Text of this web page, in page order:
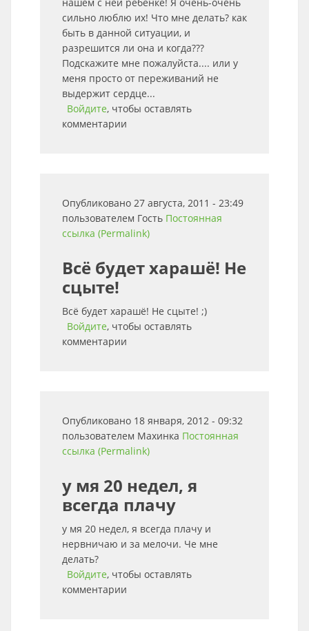
сильно люблю их! Что мне делать? как
быть в данной ситуации, и
разрешится ли она и когда???
Подскажите мне пожалуйста.... или у
меня просто от переживаний не
выдержит сердце...
Войдите, чтобы оставлять
комментарии
Опубликовано 27 августа, 2011 - 23:49
пользователем Гость Постоянная
ссылка (Permalink)
Всё будет харашё! Не
сцыте!
Всё будет харашё! Не сцыте! ;)
Войдите, чтобы оставлять
комментарии
Опубликовано 18 января, 2012 - 09:32
пользователем Махинка Постоянная
ссылка (Permalink)
у мя 20 недел, я
всегда плачу
у мя 20 недел, я всегда плачу и
нервничаю и за мелочи. Че мне
делать?
Войдите, чтобы оставлять
комментарии